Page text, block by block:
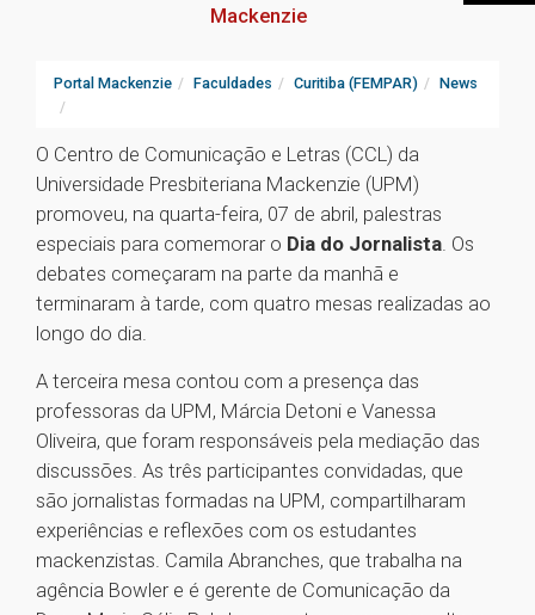
Mackenzie
Portal Mackenzie Faculdades Curitiba (FEMPAR) News
O Centro de Comunicação e Letras (CCL) da
Universidade Presbiteriana Mackenzie (UPM)
promoveu, na quarta-feira, 07 de abril, palestras
especiais para comemorar o Dia do Jornalista. Os
debates começaram na parte da manhã e
terminaram à tarde, com quatro mesas realizadas ao
longo do dia.
A terceira mesa contou com a presença das
professoras da UPM, Márcia Detoni e Vanessa
Oliveira, que foram responsáveis pela mediação das
discussões. As três participantes convidadas, que
são jornalistas formadas na UPM, compartilharam
experiências e reflexões com os estudantes
mackenzistas. Camila Abranches, que trabalha na
agência Bowler e é gerente de Comunicação da